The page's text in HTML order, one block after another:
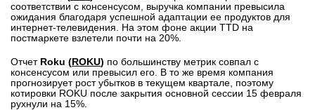
соответствии с консенсусом, выручка компании превысила
ожидания благодаря успешной адаптации ее продуктов для
интернет-телевидения. На этом фоне акции TTD на
постмаркете взлетели почти на 20%.
Отчет Roku (ROKU) по большинству метрик совпал с
консенсусом или превысил его. В то же время компания
прогнозирует рост убытков в текущем квартале, поэтому
котировки ROKU после закрытия основной сессии 15 февраля
рухнули на 15%.